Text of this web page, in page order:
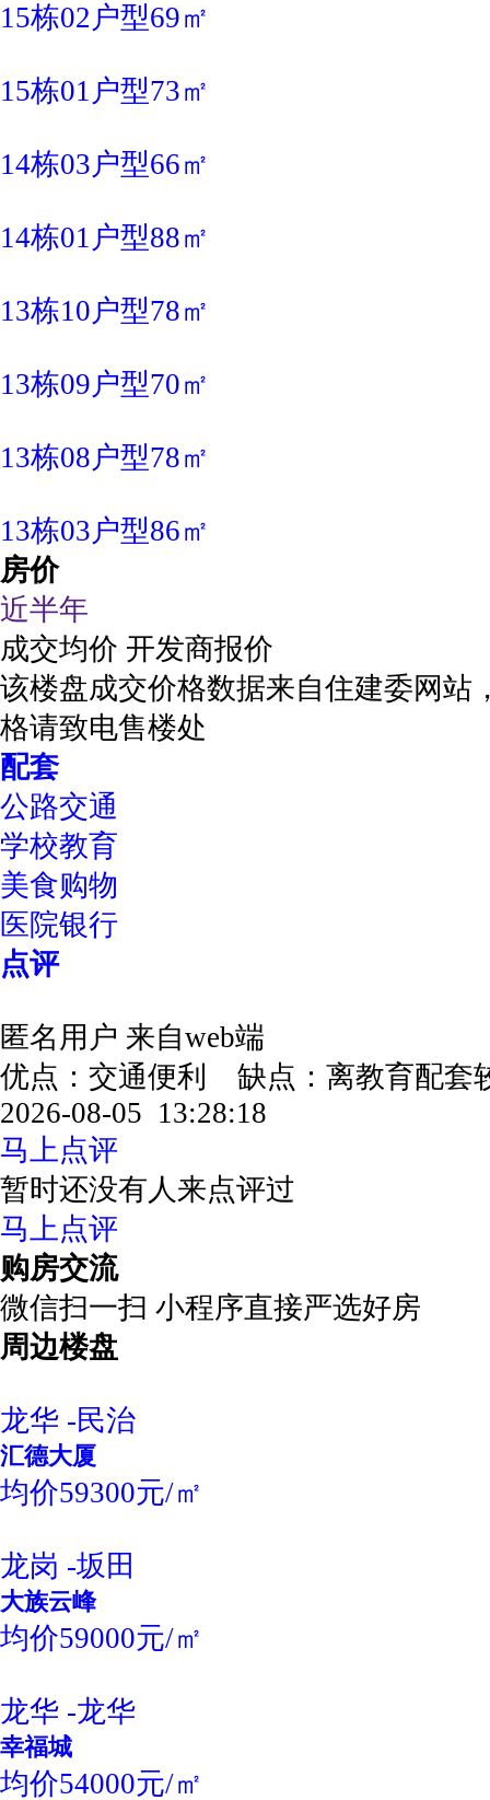
15栋02户型69㎡
15栋01户型73㎡
14栋03户型66㎡
14栋01户型88㎡
13栋10户型78㎡
13栋09户型70㎡
13栋08户型78㎡
13栋03户型86㎡
房价
近半年
成交均价 开发商报价
该楼盘成交价格数据来自住建委网站
格请致电售楼处
配套
公路交通
学校教育
美食购物
医院银行
点评
匿名用户 来自web端
优点：交通便利 缺点：离教育配
2026-08-05 13:28:18
马上点评
暂时还没有人来点评过
马上点评
购房交流
微信扫一扫 小程序直接严选好房
周边楼盘
龙华 -民治
汇德大厦
均价59300元/㎡
龙岗 -坂田
大族云峰
均价59000元/㎡
龙华 -龙华
幸福城
均价54000元/㎡